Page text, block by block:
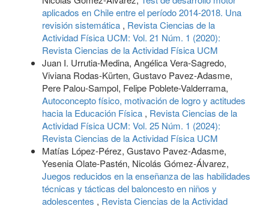
aplicados en Chile entre el período 2014-2018. Una
revisión sistemática , Revista Ciencias de la
Actividad Física UCM: Vol. 21 Núm. 1 (2020):
Revista Ciencias de la Actividad Física UCM
Juan I. Urrutia-Medina, Angélica Vera-Sagredo,
Viviana Rodas-Kürten, Gustavo Pavez-Adasme,
Pere Palou-Sampol, Felipe Poblete-Valderrama,
Autoconcepto físico, motivación de logro y actitudes
hacia la Educación Física , Revista Ciencias de la
Actividad Física UCM: Vol. 25 Núm. 1 (2024):
Revista Ciencias de la Actividad Física UCM
Matías López-Pérez, Gustavo Pavez-Adasme,
Yesenia Olate-Pastén, Nicolás Gómez-Álvarez,
Juegos reducidos en la enseñanza de las habilidades
técnicas y tácticas del baloncesto en niños y
adolescentes , Revista Ciencias de la Actividad